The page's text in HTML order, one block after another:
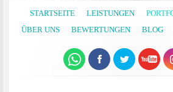
STARTSEITE LEISTUNGEN
ÜBER UNS
BEWERTUNGEN BLOG